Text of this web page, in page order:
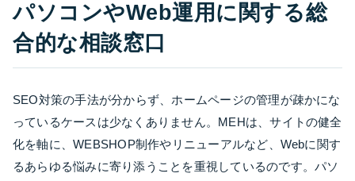
パソコンやWeb運用に関する総
合的な相談窓口
SEO対策の手法が分からず、ホームページの管理が疎かにな
っているケースは少なくありません。MEHは、サイトの健全
化を軸に、WEBSHOP制作やリニューアルなど、Webに関す
るあらゆる悩みに寄り添うことを重視しているのです。パソ